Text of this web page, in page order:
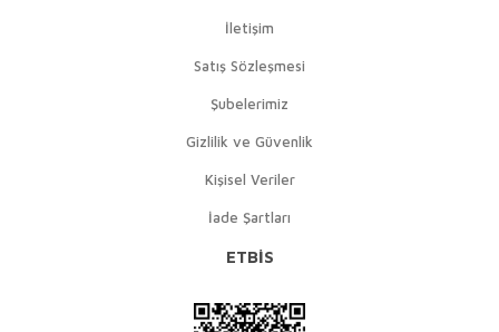
İletişim
Satış Sözleşmesi
Şubelerimiz
Gizlilik ve Güvenlik
Kişisel Veriler
İade Şartları
ETBİS